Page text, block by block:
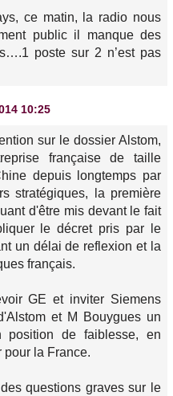
ce matin, la radio nous
public il manque des
poste sur 2 n’est pas
10:25
sur le dossier Alstom,
française de taille
depuis longtemps par
stratégiques, la première
d'être mis devant le fait
le décret pris par le
un délai de reflexion et la
français.
GE et inviter Siemens
et M Bouygues un
position de faiblesse, en
pour la France.
questions graves sur le